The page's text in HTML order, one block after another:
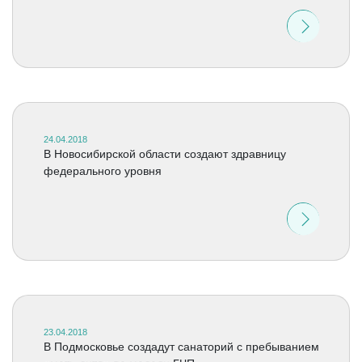
24.04.2018
В Новосибирской области создают здравницу
федерального уровня
23.04.2018
В Подмосковье создадут санаторий с пребыванием